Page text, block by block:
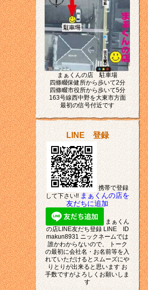
まぁくんの店 駐車場
四條畷保健所から歩いて2分
四條畷市役所から歩いて5分
163号線西中野を大東市方面
最初の信号付近です
LINE 登録
携帯で登録
して下さい!!まぁくんの店を
友だちに追加
まぁくん
の店LINE友だち登録 LINE ID
makun8931 ニックネームでは
誰かわからないので、 トーク
の最初に会社名・お名前等を入
れていただけるとスムーズにや
りとりが出来ると思います お
手数ですがよろしくお願いしま
す